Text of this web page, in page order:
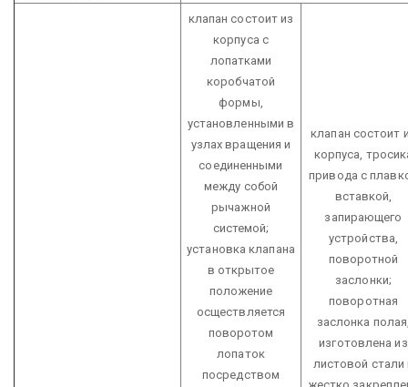
клапан состоит из
корпуса с
лопатками
коробчатой
формы,
установленными в
узлах вращения и
соединенными
между собой
рычажной
системой;
установка клапана
в открытое
положение
осществляется
поворотом
лопаток
посредством
клапан состоит
корпуса,
привода с
вставкой,
запирающего
устройства,
поворотной
заслонки;
поворотная
заслонка
изготовлена из
листовой стали
жестко